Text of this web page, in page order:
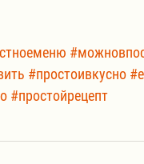
#простоивкусно
#простойрецепт